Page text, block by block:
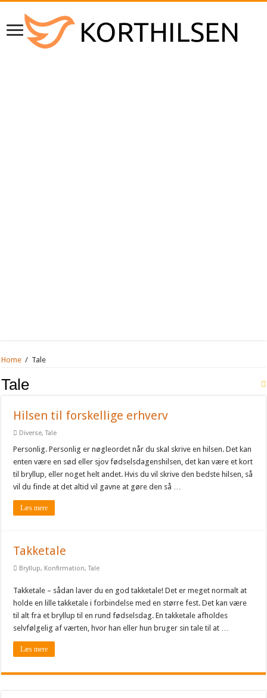
Home / Tale
Tale
Hilsen til forskellige erhverv
Diverse,Tale
Personlig. Personlig er nøgleordet når du skal skrive en hilsen. Det kan
enten være en sød eller sjov fødselsdagenshilsen, det kan være et kort
til bryllup, eller noget helt andet. Hvis du vil skrive den bedste hilsen, så
vil du finde at det altid vil gavne at gøre den så …
Læs mere
Takketale
Bryllup, Konfirmation,Tale
Takketale – sådan laver du en god takketale! Det er meget normalt at
holde en lille takketale i forbindelse med en større fest. Det kan være
til alt fra et bryllup til en rund fødselsdag. En takketale afholdes
selvfølgelig af værten, hvor han eller hun bruger sin tale til at …
Læs mere